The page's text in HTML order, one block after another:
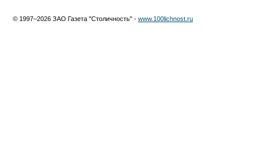
© 1997–2026 ЗАО Газета "Столичность" - www.100lichnost.ru